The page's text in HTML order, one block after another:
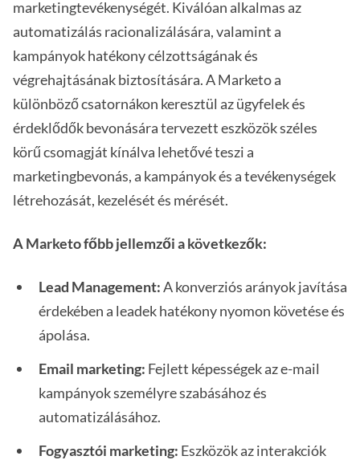
marketingtevékenységét. Kiválóan alkalmas az
automatizálás racionalizálására, valamint a
kampányok hatékony célzottságának és
végrehajtásának biztosítására. A Marketo a
különböző csatornákon keresztül az ügyfelek és
érdeklődők bevonására tervezett eszközök széles
körű csomagját kínálva lehetővé teszi a
marketingbevonás, a kampányok és a tevékenységek
létrehozását, kezelését és mérését.
A Marketo főbb jellemzői a következők:
Lead Management:A konverziós arányok javítása
érdekében a leadek hatékony nyomon követése és
ápolása.
Email marketing: Fejlett képességek az e-mail
kampányok személyre szabásához és
automatizálásához.
Fogyasztói marketing: Eszközök az interakciók